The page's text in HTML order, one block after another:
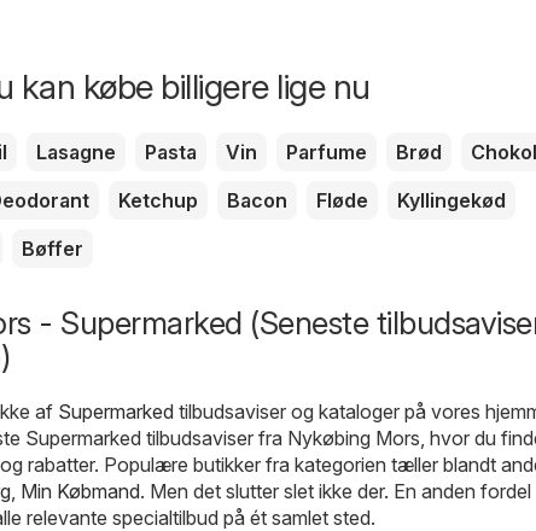
kan købe billigere lige nu
Lasagne Pasta Vin Parfume Brød
Ketchup Bacon Fløde
Kyllingekød
Bøffer
- Supermarked (Seneste
af Supermarked tilbudsaviser og kataloger på vores
Supermarked tilbudsaviser fra Nykøbing Mors, hvor du
rabatter. Populære butikker fra kategorien tæller blandt
Min Købmand. Men det slutter slet ikke der. En anden fordel
relevante specialtilbud på ét samlet sted.